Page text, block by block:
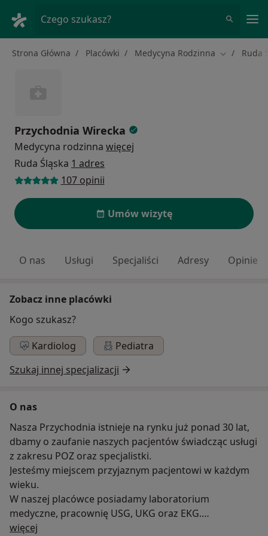
Czego szukasz?
Strona Główna Placówki Medycyna Rodzinna ZmieńRuda
Przychodnia Wirecka
Medycyna rodzinna więcej
Ruda Śląska 1 adres
107 opinii
Umów wizytę
O nas Usługi Specjaliści Adresy Opinie
Zobacz inne placówki
Kogo szukasz?
Kardiolog
Pediatra
Szukaj innej specjalizacji
O nas
Nasza Przychodnia istnieje na rynku już ponad 30 lat,
dbamy o zaufanie naszych pacjentów świadcząc usługi
z zakresu POZ oraz specjalistki.
Jesteśmy miejscem przyjaznym pacjentowi w każdym
wieku.
W naszej placówce posiadamy laboratorium
medyczne, pracownię USG, UKG oraz EKG.
Oferujemy opiekę specjalistyczną lekarza kardiologa
więcej